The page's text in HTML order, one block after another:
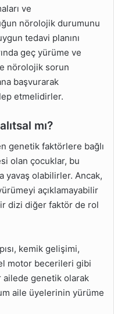
ve
nörolojik durumunu
tedavi planını
geç yürüme ve
nörolojik sorun
başvurarak
etmelidirler.
mı?
genetik faktörlere bağlı
olan çocuklar, bu
yavaş olabilirler. Ancak,
açıklamayabilir
dizi diğer faktör de rol
kemik gelişimi,
motor becerileri gibi
genetik olarak
aile üyelerinin yürüme